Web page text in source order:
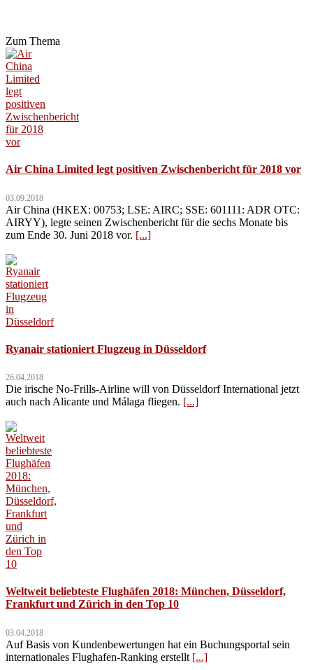
Zum Thema
Air China Limited legt positiven Zwischenbericht für 2018 vor
03.09.2018
Air China (HKEX: 00753; LSE: AIRC; SSE: 601111: ADR OTC:
AIRYY), legte seinen Zwischenbericht für die sechs Monate bis
zum Ende 30. Juni 2018 vor. [...]
Ryanair stationiert Flugzeug in Düsseldorf
26.04.2018
Die irische No-Frills-Airline will von Düsseldorf International jetzt
auch nach Alicante und Málaga fliegen. [...]
Weltweit beliebteste Flughäfen 2018: München, Düsseldorf,
Frankfurt und Zürich in den Top 10
03.04.2018
Auf Basis von Kundenbewertungen hat ein Buchungsportal sein
internationales Flughafen-Ranking erstellt [...]